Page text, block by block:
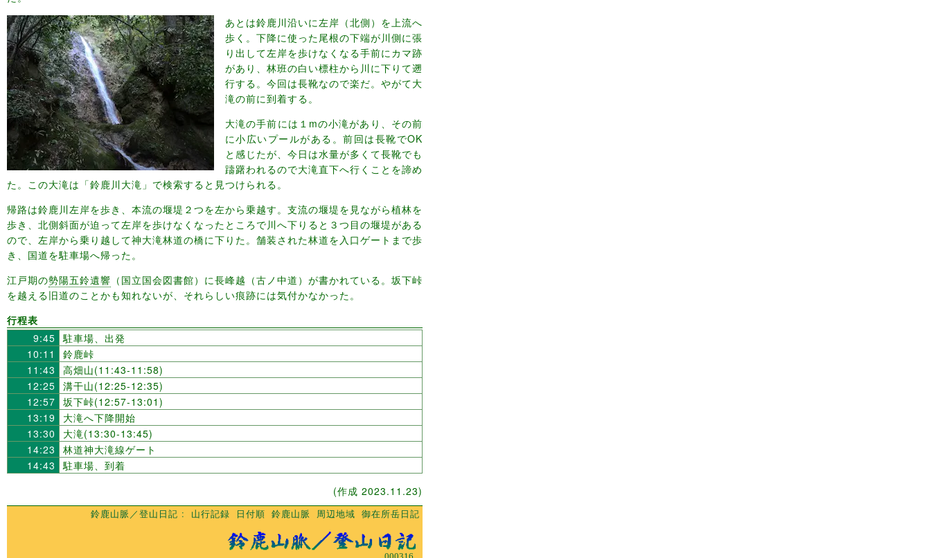
あとは鈴鹿川沿いに左岸（北側）を上流へ
歩く。下降に使った尾根の下端が川側に張
り出して左岸を歩けなくなる手前にカマ跡
があり、林班の白い標柱から川に下りて遡
行する。今回は長靴なので楽だ。やがて大
滝の前に到着する。
大滝の手前には１mの小滝があり、その前
に小広いプールがある。前回は長靴でOK
と感じたが、今日は水量が多くて長靴でも
躊躇われるので大滝直下へ行くことを諦め
た。この大滝は「鈴鹿川大滝」で検索すると見つけられる。
帰路は鈴鹿川左岸を歩き、本流の堰堤２つを左から乗越す。支流の堰堤を見ながら植林を
歩き、北側斜面が迫って左岸を歩けなくなったところで川へ下りると３つ目の堰堤がある
ので、左岸から乗り越して神大滝林道の橋に下りた。舗装された林道を入口ゲートまで歩
き、国道を駐車場へ帰った。
江戸期の勢陽五鈴遺響 （国立国会図書館）に長峰越（古ノ中道）が書かれている。坂下峠
を越える旧道のことかも知れないが、それらしい痕跡には気付かなかった。
行程表
9:45 駐車場、出発
10:11
鈴鹿峠
11:43
高畑山(11:43-11:58)
12:25 溝干山(12:25-12:35)
12:57 坂下峠(12:57-13:01)
13:19
大滝へ下降開始
13:30
大滝(13:30-13:45)
14:23
林道神大滝線ゲート
14:43
駐車場、到着
(作成 2023.11.23)
鈴鹿山脈／登山日記 山行記録 日付順 鈴鹿山脈 周辺地域 御在所岳日記